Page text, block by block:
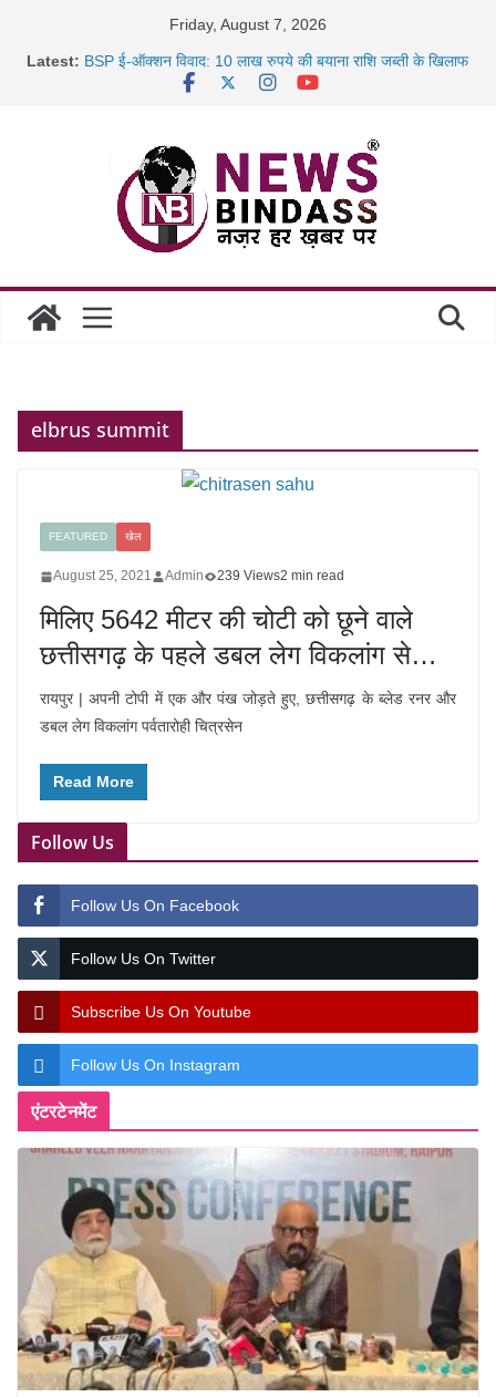
Friday, August 7, 2026
Latest: BSP ई-ऑक्शन विवाद: 10 लाख रुपये की बयाना राशि जब्ती के खिलाफ
साइबर ठगी पर दुर्ग पुलिस का बड़ा एक्शन: 13 म्यूल बैंक खाताधारक
गिरफ्तार
elbrus summit
FEATURED खेल
August 25, 2021 Admin 239 Views2 min read
मिलिए 5642 मीटर की चोटी को छूने वाले
छत्तीसगढ़ के पहले डबल लेग विकलांग से…
रायपुर | अपनी टोपी में एक और पंख जोड़ते हुए, छत्तीसगढ़ के ब्लेड रनर और
डबल लेग विकलांग पर्वतारोही चित्रसेन
Read More
Follow Us
Follow Us On Facebook
Follow Us On Twitter
Subscribe Us On Youtube
Follow Us On Instagram
एंटरटेनमेंट